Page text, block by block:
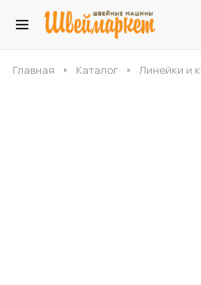
Главная Каталог Линейки и